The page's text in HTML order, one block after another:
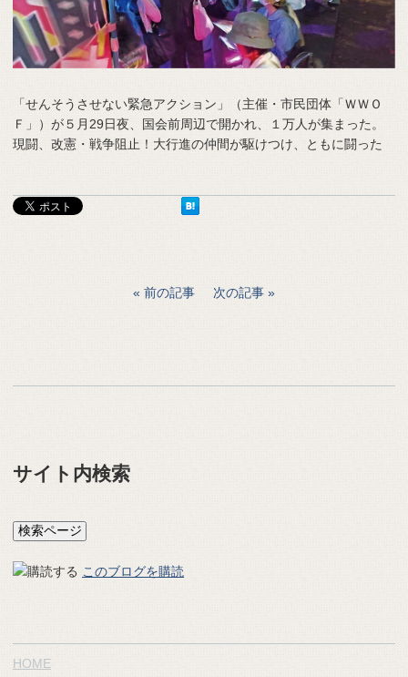
「せんそうさせない緊急アクション」（主催・市民団体「ＷＷＯ
Ｆ」）が５月29日夜、国会前周辺で開かれ、１万人が集まった。
現闘、改憲・戦争阻止！大行進の仲間が駆けつけ、ともに闘った
前の記事 次の記事
サイト内検索
このブログを購読
HOME